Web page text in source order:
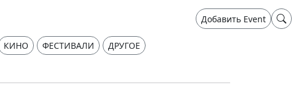
Добавить Event
КИНО ФЕСТИВАЛИ ДРУГОЕ